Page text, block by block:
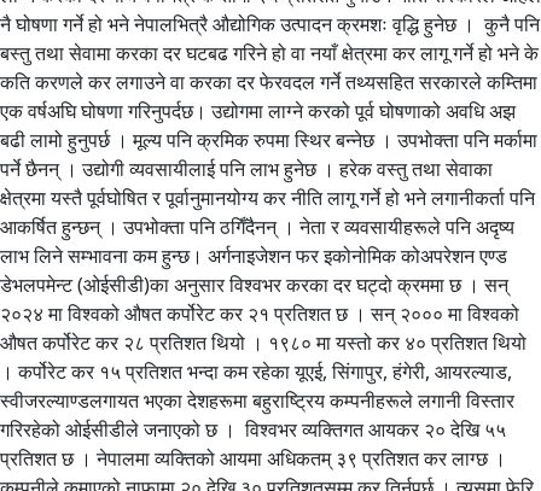
नै घोषणा गर्ने हो भने नेपालभित्रै औद्योगिक उत्पादन क्रमशः वृद्धि हुनेछ । कुनै पनि
बस्तु तथा सेवामा करका दर घटबढ गरिने हो वा नयाँ क्षेत्रमा कर लागू गर्ने हो भने के
कति करणले कर लगाउने वा करका दर फेरवदल गर्ने तथ्यसहित सरकारले कम्तिमा
एक वर्षअघि घोषणा गरिनुपर्दछ। उद्योगमा लाग्ने करको पूर्व घोषणाको अवधि अझ
बढी लामो हुनुपर्छ । मूल्य पनि क्रमिक रुपमा स्थिर बन्नेछ । उपभोक्ता पनि मर्कामा
पर्ने छैनन् । उद्योगी व्यवसायीलाई पनि लाभ हुनेछ । हरेक वस्तु तथा सेवाका
क्षेत्रमा यस्तै पूर्वघोषित र पूर्वानुमानयोग्य कर नीति लागू गर्ने हो भने लगानीकर्ता पनि
आकर्षित हुन्छन् । उपभोक्ता पनि ठगिँदैनन् । नेता र व्यवसायीहरूले पनि अदृष्य
लाभ लिने सम्भावना कम हुन्छ। अर्गनाइजेशन फर इकोनोमिक कोअपरेशन एण्ड
डेभलपमेन्ट (ओईसीडी)का अनुसार विश्वभर करका दर घट्दो क्रममा छ । सन्
२०२४ मा विश्वको औषत कर्पोरेट कर २१ प्रतिशत छ । सन् २००० मा विश्वको
औषत कर्पोरेट कर २८ प्रतिशत थियो । १९८० मा यस्तो कर ४० प्रतिशत थियो
। कर्पोरेट कर १५ प्रतिशत भन्दा कम रहेका यूएई, सिंगापुर, हंगेरी, आयरल्याड,
स्वीजरल्याण्डलगायत भएका देशहरूमा बहुराष्ट्रिय कम्पनीहरूले लगानी विस्तार
गरिरहेको ओईसीडीले जनाएको छ । विश्वभर व्यक्तिगत आयकर २० देखि ५५
प्रतिशत छ । नेपालमा व्यक्तिको आयमा अधिकतम् ३९ प्रतिशत कर लाग्छ ।